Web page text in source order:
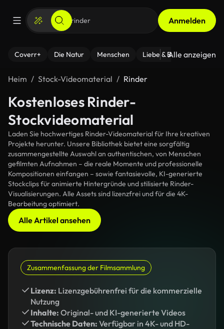
Anmelden
Coverr+ Die Natur Menschen Liebe & Beziehungen
Alle anzeigen
Heim Stock-Videomaterial Rinder
Kostenloses Rinder-
Stockvideomaterial
Laden Sie hochwertiges Rinder-Videomaterial für Ihre kreativen
Projekte herunter. Unsere Bibliothek bietet eine sorgfältig
zusammengestellte Auswahl an authentischen, von Menschen
gefilmten Aufnahmen – die reale Momente und professionelle
Kompositionen einfangen – sowie fantasievolle, KI-generierte
Stockclips für animierte Hintergründe und stilisierte Rinder-
Visualisierungen. Alle Assets sind lizenzfrei und für die 4K-
Bearbeitung optimiert.
Alle Artikel ansehen
Zusammenfassung der Filmsammlung
Lizenz: Lizenzgebührenfrei für die kommerzielle
Nutzung
Inhalte: Original- und KI-generierte Videos
Technische Daten: Verfügbar in 4K- und HD-